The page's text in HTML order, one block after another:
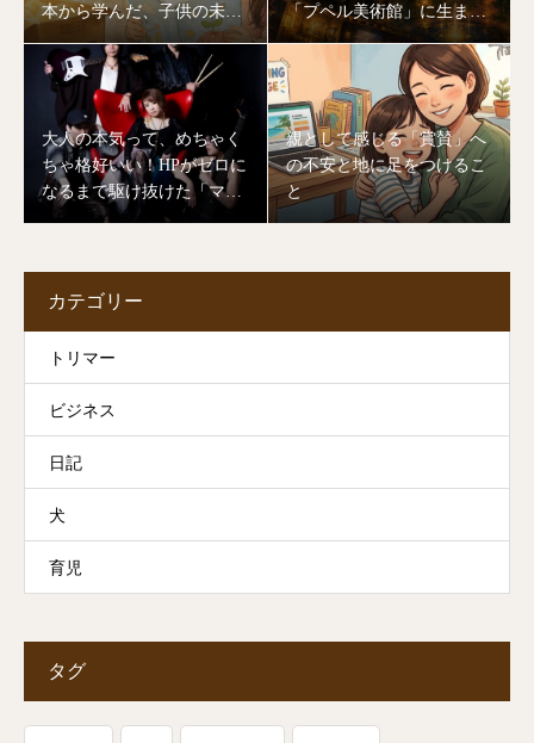
本から学んだ、子供の未来
を作る「大人のあり方」
「プペル美術館」に生まれ
変わる川口湖の奇跡
大人の本気って、めちゃく
ちゃ格好いい！HPがゼロに
なるまで駆け抜けた「マミ
ヨバンド」ライブの裏側
親として感じる「賞賛」へ
の不安と地に足をつけるこ
と
カテゴリー
トリマー
ビジネス
日記
犬
育児
タグ